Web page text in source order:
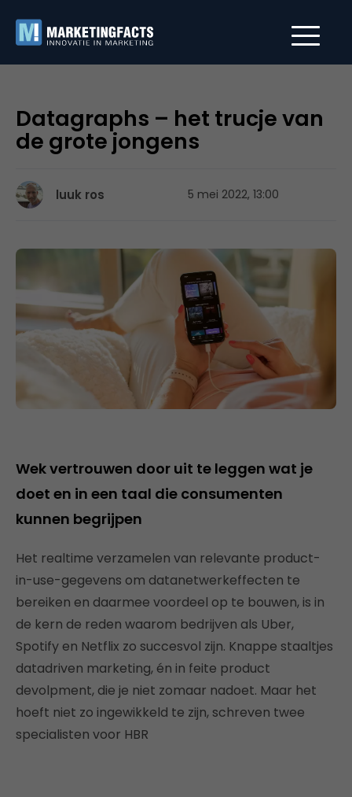
Datagraphs – het trucje van
de grote jongens
luuk ros 5 mei 2022, 13:00
Wek vertrouwen door uit te leggen wat je
doet en in een taal die consumenten
kunnen begrijpen
Het realtime verzamelen van relevante product-
in-use-gegevens om datanetwerkeffecten te
bereiken en daarmee voordeel op te bouwen, is in
de kern de reden waarom bedrijven als Uber,
Spotify en Netflix zo succesvol zijn. Knappe staaltjes
datadriven marketing, én in feite product
devolpment, die je niet zomaar nadoet. Maar het
hoeft niet zo ingewikkeld te zijn, schreven twee
specialisten voor HBR